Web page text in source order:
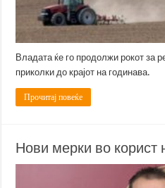
Владата ќе го продолжи рокот за
приколки до крајот на годинава.
Прочитај повеќе
Нови мерки во корист